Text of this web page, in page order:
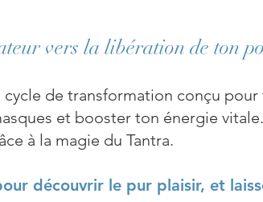
vers la libération de ton
de transformation conçu
et booster ton énergie
à la magie du Tantra.
découvrir le pur plaisir, et